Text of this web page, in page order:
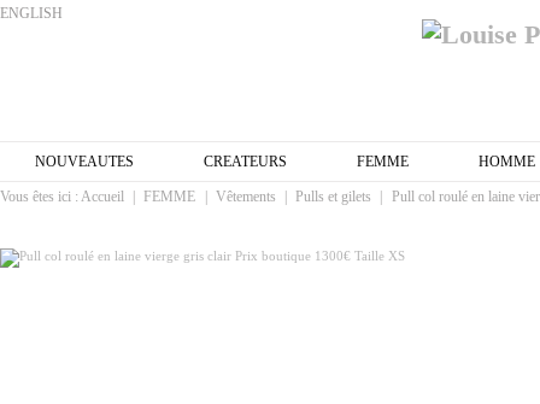
ENGLISH
NOUVEAUTES CREATEURS FEMME HOMME
Vous êtes ici : Accueil FEMME Vêtements Pulls et gilets Pull col roulé en laine